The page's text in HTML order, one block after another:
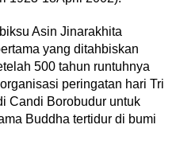
Asin Jinarakhita
yang ditahbiskan
500 tahun runtuhnya
peringatan hari Tri
Candi Borobudur untuk
Buddha tertidur di bumi